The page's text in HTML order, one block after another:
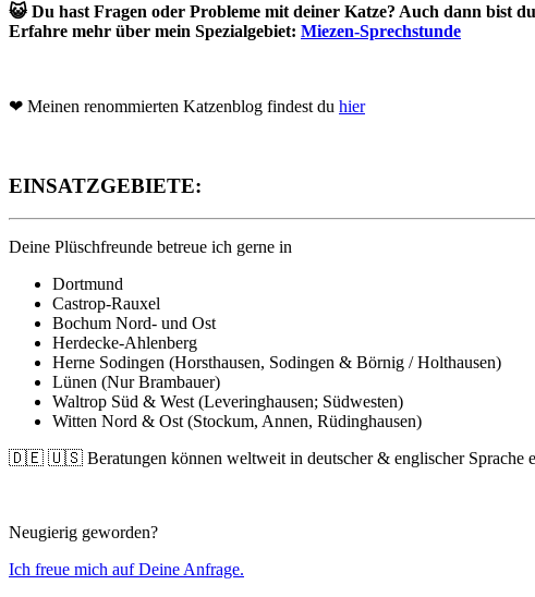
😺 Du hast Fragen oder Probleme mit deiner Katze? Auch dann bist
Erfahre mehr über mein Spezialgebiet: Miezen-Sprechstunde
❤ Meinen renommierten Katzenblog findest du hier
EINSATZGEBIETE:
Deine Plüschfreunde betreue ich gerne in
Dortmund
Castrop-Rauxel
Bochum Nord- und Ost
Herdecke-Ahlenberg
Herne Sodingen (Horsthausen, Sodingen & Börnig / Holthausen)
Lünen (Nur Brambauer)
Waltrop Süd & West (Leveringhausen; Südwesten)
Witten Nord & Ost (Stockum, Annen, Rüdinghausen)
🇩🇪 🇺🇸 Beratungen können weltweit in deutscher & englischer Sprache
Neugierig geworden?
Ich freue mich auf Deine Anfrage.